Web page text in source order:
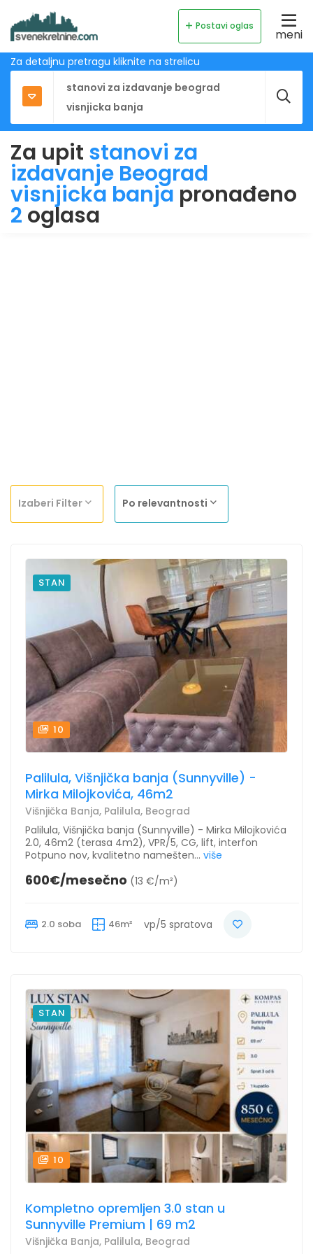
Postavi oglas
meni
Za detaljnu pretragu kliknite na strelicu
Za upit stanovi za
izdavanje Beograd
visnjicka banja pronađeno
2 oglasa
Izaberi Filter Po relevantnosti
STAN
10
Palilula, Višnjička banja (Sunnyville) -
Mirka Milojkovića, 46m2
Višnjička Banja, Palilula, Beograd
Palilula, Višnjička banja (Sunnyville) - Mirka Milojkovića
2.0, 46m2 (terasa 4m2), VPR/5, CG, lift, interfon
Potpuno nov, kvalitetno namešten... više
600€/mesečno (13 €/m²)
2.0 soba 46m² vp/5 spratova
STAN
10
Kompletno opremljen 3.0 stan u
Sunnyville Premium | 69 m2
Višnjička Banja, Palilula, Beograd